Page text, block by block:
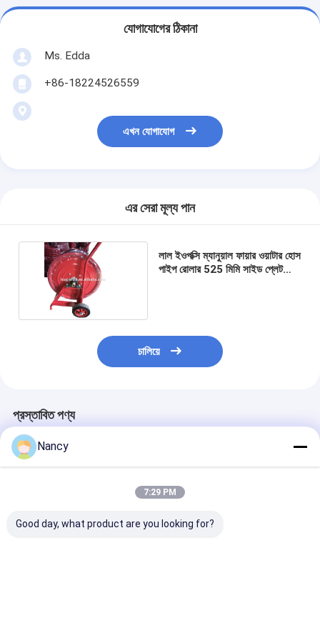
যোগাযোগের ঠিকানা
Ms. Edda
+86-18224526559
এখন যোগাযোগ
এর সেরা মূল্য পান
লাল ইওপক্সি ম্যানুয়াল ফায়ার ওয়াটার হোস
পাইপ রোলার 525 মিমি সাইড প্লেট
চালিয়ে
প্রস্তাবিত পণ্য
Nancy
7:29 PM
Good day, what product are you looking for?